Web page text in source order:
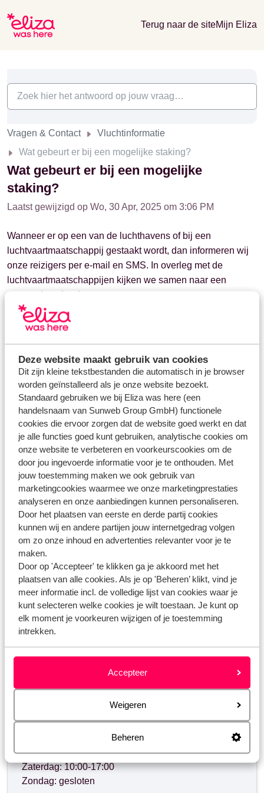
Deze website maakt gebruik van cookies
Dit zijn kleine tekstbestanden die automatisch in je browser
worden geïnstalleerd als je onze website bezoekt.
Standaard gebruiken we bij Eliza was here (een
handelsnaam van Sunweb Group GmbH) functionele
cookies die ervoor zorgen dat de website goed werkt en dat
je alle functies goed kunt gebruiken, analytische cookies om
onze website te verbeteren en voorkeurscookies om de
door jou ingevoerde informatie voor je te onthouden. Met
jouw toestemming maken we ook gebruik van
marketingcookies waarmee we onze marketingprestaties
analyseren en onze aanbiedingen kunnen personaliseren.
Door het plaatsen van eerste en derde partij cookies
kunnen wij en andere partijen jouw internetgedrag volgen
om zo onze inhoud en advertenties relevanter voor je te
maken.
Door op 'Accepteer' te klikken ga je akkoord met het
plaatsen van alle cookies. Als je op 'Beheren’ klikt, vind je
meer informatie incl. de volledige lijst van cookies waar je
kunt selecteren welke cookies je wilt toestaan. Je kunt op
elk moment je voorkeuren wijzigen of je toestemming
intrekken.
Accepteer
Weigeren
Beheren
Terug naar de siteMijn Eliza
Vragen & Contact
Vluchtinformatie
Wat gebeurt er bij een mogelijke staking?
Wat gebeurt er bij een mogelijke
staking?
Laatst gewijzigd op Wo, 30 Apr, 2025 om 3:06 PM
Wanneer er op een van de luchthavens of bij een
luchtvaartmaatschappij gestaakt wordt, dan informeren wij
onze reizigers per e-mail en SMS. In overleg met de
luchtvaartmaatschappijen kijken we samen naar een
passende oplossing.
Zijn er maaltijden en drankjes inbegrepen?
Wat is het verschil tussen flexibele en niet-flexibele
vluchten?
Waar en vanaf wanneer kan ik mijn vluchttijden zien?
Gerelateerde vragen
Wat dekt de annuleringsverzekering?
Hoe betaal ik de borg voor mijn accommodatie en hoe krijg
ik deze terug?
Moet ik bed- en badlinnen meenemen?
Wat is het verschil tussen een voorkeur en essentie?
Heb jij jouw antwoord niet gevonden?
Whatsapp ons!
rekening met langere wachttijden.
Maandag t/m vrijdag: 09:00-18:00
Zaterdag: 10:00-17:00
Zondag: gesloten